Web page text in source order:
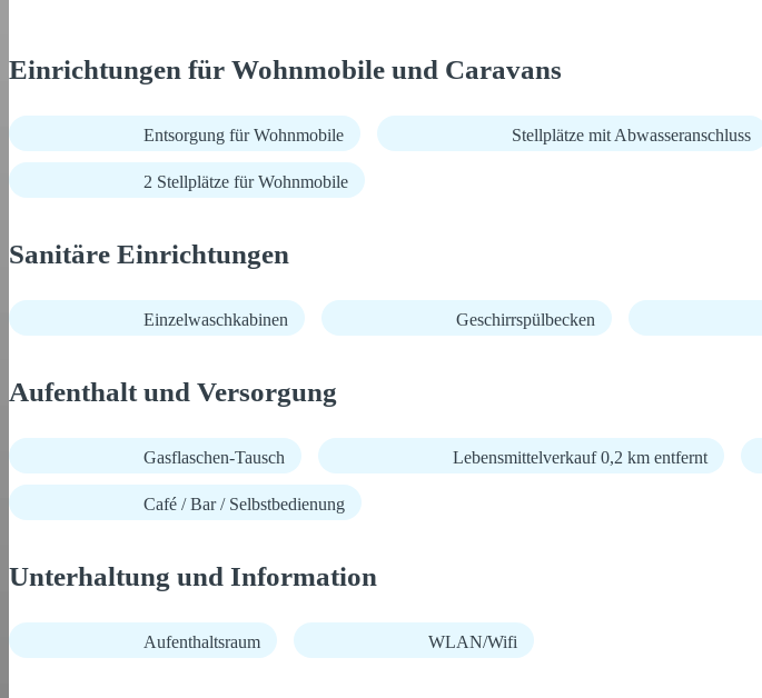
Einrichtungen für Wohnmobile und Caravans
Entsorgung für Wohnmobile Stellplätze mit Abwasseranschluss
2 Stellplätze für Wohnmobile
Sanitäre Einrichtungen
Einzelwaschkabinen Geschirrspülbecken
Aufenthalt und Versorgung
Gasflaschen-Tausch Lebensmittelverkauf 0,2 km entfernt
Café / Bar / Selbstbedienung
Unterhaltung und Information
Aufenthaltsraum WLAN/Wifi